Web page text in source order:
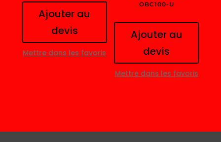
Ajouter au
devis
Mettre dans les favoris
OBC100-U
Ajouter au
devis
Mettre dans les favoris